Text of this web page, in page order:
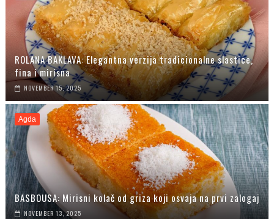
ROLANA BAKLAVA: Elegantna verzija tradicionalne slastice,
fina i mirisna
NOVEMBER 15, 2025
Agda
BASBOUSA: Mirisni kolač od griza koji osvaja na prvi zalogaj
NOVEMBER 13, 2025